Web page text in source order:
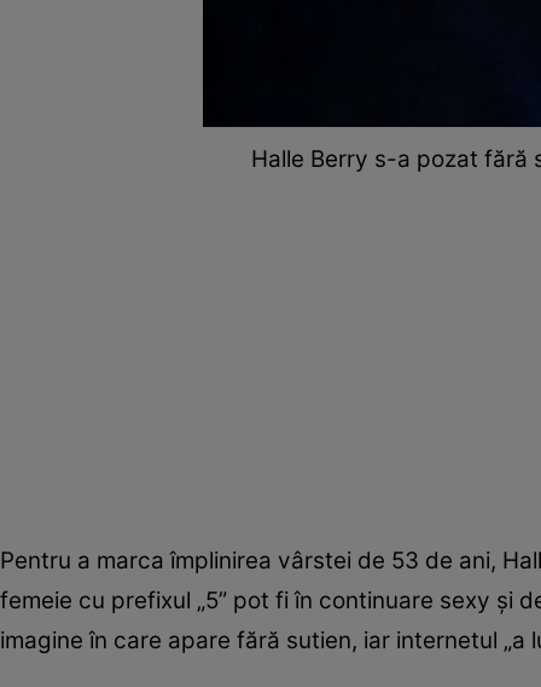
Halle Berry s-a pozat fără
Pentru a marca împlinirea vârstei de 53 de ani,
femeie cu prefixul „5” pot fi în continuare sexy și
imagine în care apare fără sutien, iar internetul